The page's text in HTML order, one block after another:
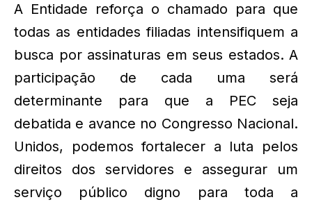
A Entidade reforça o chamado para que
todas as entidades filiadas intensifiquem a
busca por assinaturas em seus estados. A
participação de cada uma será
determinante para que a PEC seja
debatida e avance no Congresso Nacional.
Unidos, podemos fortalecer a luta pelos
direitos dos servidores e assegurar um
serviço público digno para toda a